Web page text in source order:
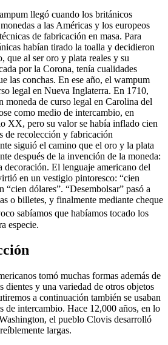
llegó cuando los británicos
a las Américas y los europeos
de fabricación en masa. Para
habían tirado la toalla y decidieron
que al ser oro y plata reales y su
por la Corona, tenía cualidades
las conchas. En ese año, el wampum
legal en Nueva Inglaterra. En 1710,
moneda de curso legal en Carolina del
como medio de intercambio, en
XX, pero su valor se había inflado cien
de recolección y fabricación
siguió el camino que el oro y la plata
después de la invención de la moneda:
decoración. El lenguaje americano del
en un vestigio pintoresco: “cien
“cien dólares”. “Desembolsar” pasó a
o billetes, y finalmente mediante cheque
sabíamos que habíamos tocado los
especie.
tomó muchas formas además de
dientes y una variedad de otros objetos
a continuación también se usaban
de intercambio. Hace 12,000 años, en lo
el pueblo Clovis desarrolló
largas.